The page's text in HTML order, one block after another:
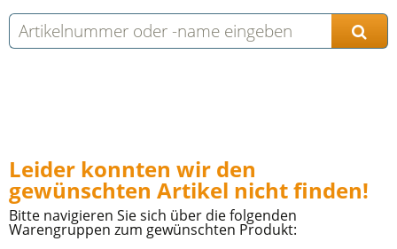
Leider konnten wir den
gewünschten Artikel nicht finden!
Bitte navigieren Sie sich über die folgenden
Warengruppen zum gewünschten Produkt: